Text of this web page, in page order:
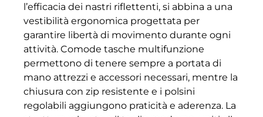
l’efficacia dei nastri riflettenti, si abbina a una
vestibilità ergonomica progettata per
garantire libertà di movimento durante ogni
attività. Comode tasche multifunzione
permettono di tenere sempre a portata di
mano attrezzi e accessori necessari, mentre la
chiusura con zip resistente e i polsini
regolabili aggiungono praticità e aderenza. La